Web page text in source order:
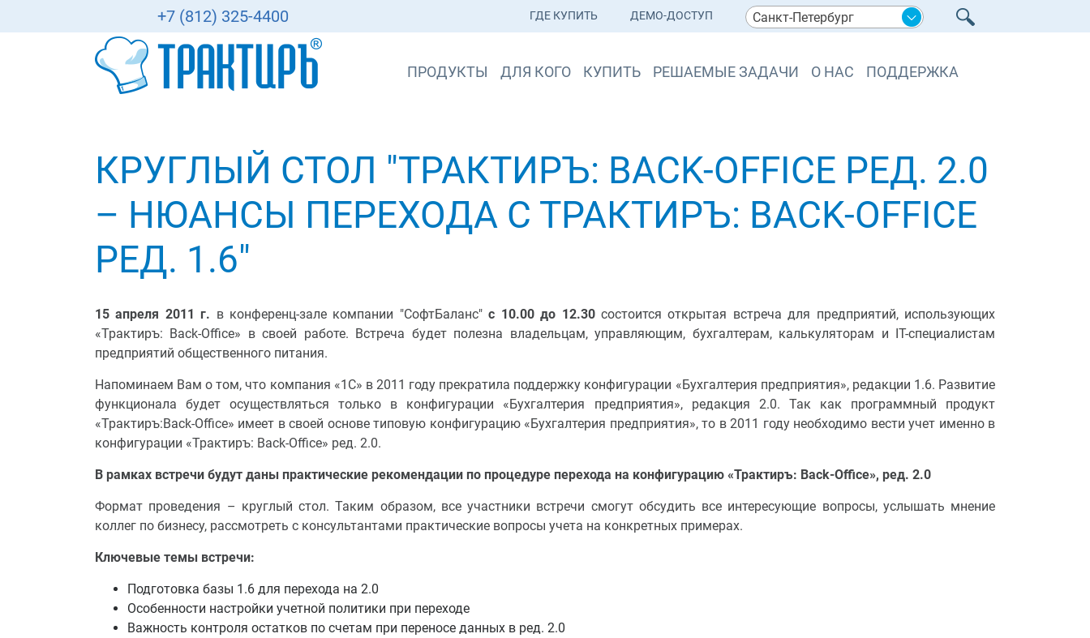
+7 (812) 325-4400 ГДЕ КУПИТЬ ДЕМО-ДОСТУП Санкт-Петербург
ПРОДУКТЫ ДЛЯ КОГО КУПИТЬ РЕШАЕМЫЕ ЗАДАЧИ О НАС ПОДДЕРЖКА
КРУГЛЫЙ СТОЛ "ТРАКТИРЪ: BACK-OFFICE РЕД. 2.0
– НЮАНСЫ ПЕРЕХОДА С ТРАКТИРЪ: BACK-OFFICE
РЕД. 1.6"
15 апреля 2011 г. в конференц-зале компании "СофтБаланс"с 10.00 до 12.30состоится открытая встреча для предприятий, использующих
«Трактиръ: Back-Office» в своей работе. Встреча будет полезна владельцам, управляющим, бухгалтерам, калькуляторам и IT-специалистам
предприятий общественного питания.
Напоминаем Вам о том, что компания «1С» в 2011 году прекратила поддержку конфигурации «Бухгалтерия предприятия», редакции 1.6. Развитие
функционала будет осуществляться только в конфигурации «Бухгалтерия предприятия», редакция 2.0. Так как программный продукт
«Трактиръ:Back-Office» имеет в своей основе типовую конфигурацию «Бухгалтерия предприятия», то в 2011 году необходимо вести учет именно в
конфигурации «Трактиръ: Back-Office» ред. 2.0.
В рамках встречи будут даны практические рекомендации по процедуре перехода на конфигурацию «Трактиръ: Back-Office», ред. 2.0
Формат проведения – круглый стол. Таким образом, все участники встречи смогут обсудить все интересующие вопросы, услышать мнение
коллег по бизнесу, рассмотреть с консультантами практические вопросы учета на конкретных примерах.
Ключевые темы встречи:
Подготовка базы 1.6 для перехода на 2.0
Особенности настройки учетной политики при переходе
Важность контроля остатков по счетам при переносе данных в ред. 2.0